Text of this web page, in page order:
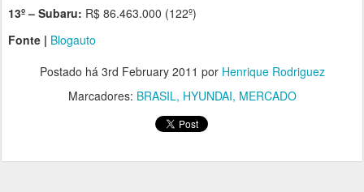
13º – Subaru: R$ 86.463.000 (122º)
Fonte | Blogauto
Postado há 3rd February 2011 por Henrique Rodriguez
Marcadores: BRASIL HYUNDAI MERCADO